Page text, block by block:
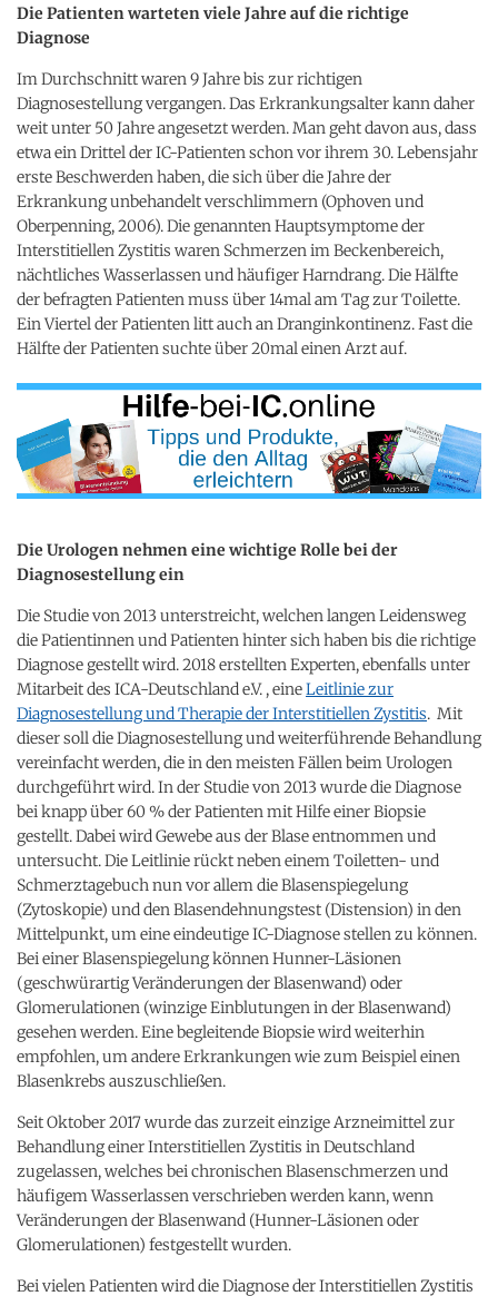
Die Patienten warteten viele Jahre auf die richtige
Diagnose
Im Durchschnitt waren 9 Jahre bis zur richtigen
Diagnosestellung vergangen. Das Erkrankungsalter kann daher
weit unter 50 Jahre angesetzt werden. Man geht davon aus, dass
etwa ein Drittel der IC-Patienten schon vor ihrem 30. Lebensjahr
erste Beschwerden haben, die sich über die Jahre der
Erkrankung unbehandelt verschlimmern (Ophoven und
Oberpenning, 2006). Die genannten Hauptsymptome der
Interstitiellen Zystitis waren Schmerzen im Beckenbereich,
nächtliches Wasserlassen und häufiger Harndrang. Die Hälfte
der befragten Patienten muss über 14mal am Tag zur Toilette.
Ein Viertel der Patienten litt auch an Dranginkontinenz. Fast die
Hälfte der Patienten suchte über 20mal einen Arzt auf.
Die Urologen nehmen eine wichtige Rolle bei der
Diagnosestellung ein
Die Studie von 2013 unterstreicht, welchen langen Leidensweg
die Patientinnen und Patienten hinter sich haben bis die richtige
Diagnose gestellt wird. 2018 erstellten Experten, ebenfalls unter
Mitarbeit des ICA-Deutschland e.V. , eineLeitlinie zur
Diagnosestellung und Therapie der Interstitiellen Zystitis. Mit
dieser soll die Diagnosestellung und weiterführende Behandlung
vereinfacht werden, die in den meisten Fällen beim Urologen
durchgeführt wird. In der Studie von 2013 wurde die Diagnose
bei knapp über 60 % der Patienten mit Hilfe einer Biopsie
gestellt. Dabei wird Gewebe aus der Blase entnommen und
untersucht. Die Leitlinie rückt neben einem Toiletten- und
Schmerztagebuch nun vor allem die Blasenspiegelung
(Zytoskopie) und den Blasendehnungstest (Distension) in den
Mittelpunkt, um eine eindeutige IC-Diagnose stellen zu können.
Bei einer Blasenspiegelung können Hunner-Läsionen
(geschwürartig Veränderungen der Blasenwand) oder
Glomerulationen (winzige Einblutungen in der Blasenwand)
gesehen werden. Eine begleitende Biopsie wird weiterhin
empfohlen, um andere Erkrankungen wie zum Beispiel einen
Blasenkrebs auszuschließen.
Seit Oktober 2017 wurde das zurzeit einzige Arzneimittel zur
Behandlung einer Interstitiellen Zystitis in Deutschland
zugelassen, welches bei chronischen Blasenschmerzen und
häufigem Wasserlassen verschrieben werden kann, wenn
Veränderungen der Blasenwand (Hunner-Läsionen oder
Glomerulationen) festgestellt wurden.
Bei vielen Patienten wird die Diagnose der Interstitiellen Zystitis